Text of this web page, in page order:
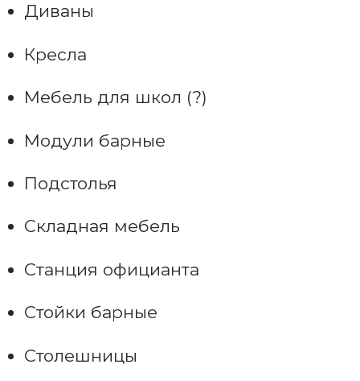
Диваны
Кресла
Мебель для школ (?)
Модули барные
Подстолья
Складная мебель
Станция официанта
Стойки барные
Столешницы